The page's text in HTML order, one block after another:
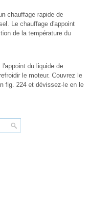
chauffage rapide de
Le chauffage d'appoint
de la température du
du liquide de
le moteur. Couvrez le
fig. 224 et dévissez-le en le